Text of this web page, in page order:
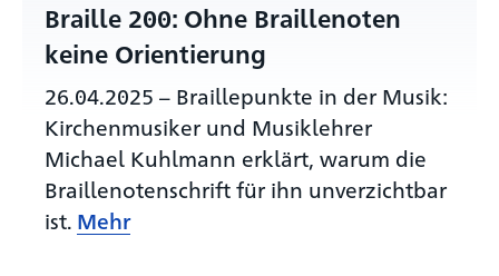
Braille 200: Ohne Braillenoten
keine Orientierung
26.04.2025 – Braillepunkte in der Musik:
Kirchenmusiker und Musiklehrer
Michael Kuhlmann erklärt, warum die
Braillenotenschrift für ihn unverzichtbar
ist. Mehr